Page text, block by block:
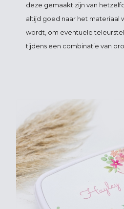
deze gemaakt zijn van
altijd goed naar het materiaal
wordt, om eventuele
tijdens een combinatie van